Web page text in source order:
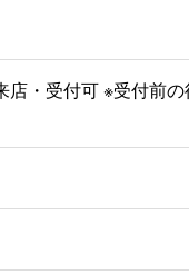
・受付可 ※受付前の